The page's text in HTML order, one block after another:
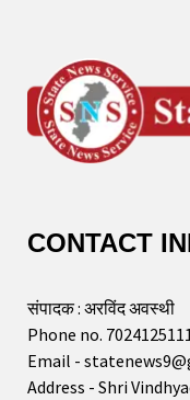
CONTACT
संपादक : अरविंद अवस्थी
Phone no.
Email -
Address - Shri